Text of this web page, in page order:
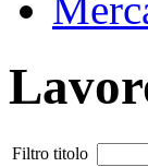
Filtro titolo